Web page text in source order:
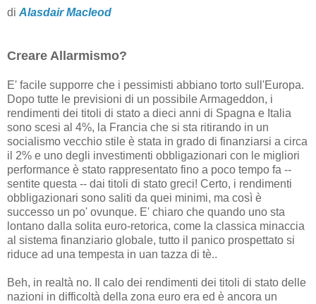
di Alasdair Macleod
Creare Allarmismo?
E' facile supporre che i pessimisti abbiano torto sull'Europa.
Dopo tutte le previsioni di un possibile Armageddon, i
rendimenti dei titoli di stato a dieci anni di Spagna e Italia
sono scesi al 4%, la Francia che si sta ritirando in un
socialismo vecchio stile è stata in grado di finanziarsi a circa
il 2% e uno degli investimenti obbligazionari con le migliori
performance è stato rappresentato fino a poco tempo fa --
sentite questa -- dai titoli di stato greci! Certo, i rendimenti
obbligazionari sono saliti da quei minimi, ma così è
successo un po' ovunque. E' chiaro che quando uno sta
lontano dalla solita euro-retorica, come la classica minaccia
al sistema finanziario globale, tutto il panico prospettato si
riduce ad una tempesta in uan tazza di tè..
Beh, in realtà no. Il calo dei rendimenti dei titoli di stato delle
nazioni in difficoltà della zona euro era ed è ancora un